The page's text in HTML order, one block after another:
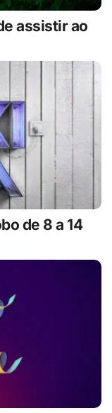
assistir ao
de 8 a 14